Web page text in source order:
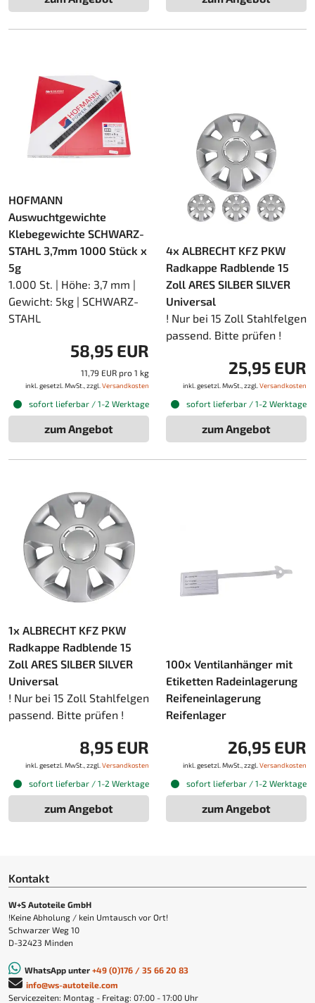
HOFMANN
Auswuchtgewichte
Klebegewichte SCHWARZ-
STAHL 3,7mm 1000 Stück x
5g
1.000 St. | Höhe: 3,7 mm |
Gewicht: 5kg | SCHWARZ-
STAHL
58,95 EUR
11,79 EUR pro 1 kg
inkl. gesetzl. MwSt., zzgl. Versandkosten
sofort lieferbar / 1-2 Werktage
zum Angebot
4x ALBRECHT KFZ PKW
Radkappe Radblende 15
Zoll ARES SILBER SILVER
Universal
! Nur bei 15 Zoll Stahlfelgen
passend. Bitte prüfen !
25,95 EUR
inkl. gesetzl. MwSt., zzgl. Versandkosten
sofort lieferbar / 1-2 Werktage
zum Angebot
1x ALBRECHT KFZ PKW
Radkappe Radblende 15
Zoll ARES SILBER SILVER
Universal
! Nur bei 15 Zoll Stahlfelgen
passend. Bitte prüfen !
8,95 EUR
inkl. gesetzl. MwSt., zzgl. Versandkosten
sofort lieferbar / 1-2 Werktage
zum Angebot
100x Ventilanhänger mit
Etiketten Radeinlagerung
Reifeneinlagerung
Reifenlager
26,95 EUR
inkl. gesetzl. MwSt., zzgl. Versandkosten
sofort lieferbar / 1-2 Werktage
zum Angebot
Kontakt
W+S Autoteile GmbH
!Keine Abholung / kein Umtausch vor Ort!
Schwarzer Weg 10
D-32423 Minden
WhatsApp unter +49 (0)176 / 35 66 20 83
info@ws-autoteile.com
Servicezeiten: Montag - Freitag: 07:00 - 17:00 Uhr